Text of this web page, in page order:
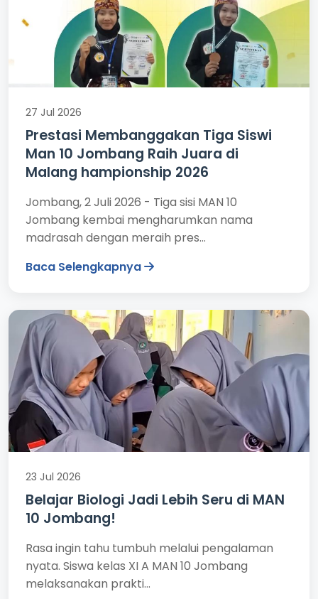
27 Jul 2026
Prestasi Membanggakan Tiga Siswi
Man 10 Jombang Raih Juara di
Malang hampionship 2026
Jombang, 2 Juli 2026 - Tiga sisi MAN 10
Jombang kembai mengharumkan nama
madrasah dengan meraih pres...
Baca Selengkapnya
23 Jul 2026
Belajar Biologi Jadi Lebih Seru di MAN
10 Jombang!
Rasa ingin tahu tumbuh melalui pengalaman
nyata. Siswa kelas XI A MAN 10 Jombang
melaksanakan prakti...